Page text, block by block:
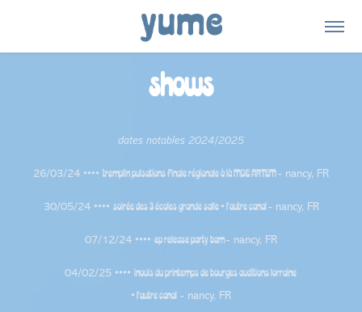
shows
dates notables 2024/2025
26/03/24 •••• tremplin pulsationsfinale régionale à là MDE ARTEM- nancy, FR
30/05/24 •••• soirée des 3 écolesgrande salle • l'autre canal- nancy, FR
07/12/24 •••• ep release partybam- nancy, FR
04/02/25 •••• inouïs du printemps de bourges auditions lorraine
• l'autre canal - nancy, FR